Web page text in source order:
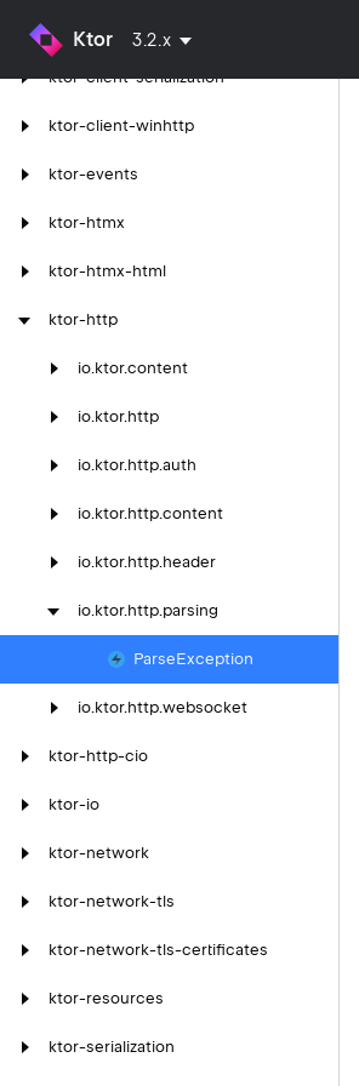
Ktor 3.2.x
ktor-client-resources
ktor-client-serialization
ktor-client-winhttp
ktor-events
ktor-htmx
ktor-htmx-html
ktor-http
io.ktor.content
io.ktor.http
io.ktor.http.auth
io.ktor.http.content
io.ktor.http.header
io.ktor.http.parsing
ParseException
io.ktor.http.websocket
ktor-http-cio
ktor-io
ktor-network
ktor-network-tls
ktor-network-tls-certificates
ktor-resources
ktor-serialization